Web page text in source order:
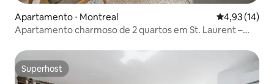
Apartamento ⋅ Montreal 4,93 de uma
4,93 (14)
Apartamento charmoso de 2 quartos em St. Laurent –
Superhost
Superhost